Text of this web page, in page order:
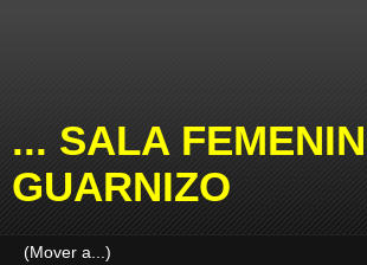
... SALA
GUARNIZO